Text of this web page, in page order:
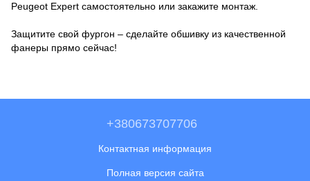
Peugeot Expert самостоятельно или закажите монтаж.
Защитите свой фургон – сделайте обшивку из качественной
фанеры прямо сейчас!
+380673707706
Контактная информация
Полная версия сайта